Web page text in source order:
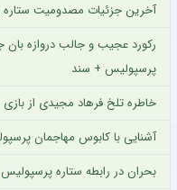
آخرین جزئیات مصدومیت
رکورد عجیب و جالب دروازه بان
پرسپولیس + سند
خاطره تلخ فرهاد مجیدی از
آشنایی با کابوس مهاجمان
بحران در رابطه ستاره